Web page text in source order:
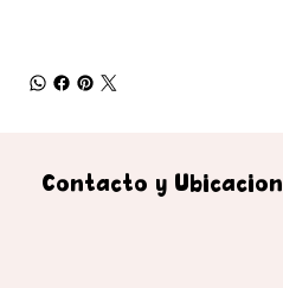
Contacto y Ubicación